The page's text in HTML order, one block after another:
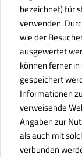
bezeichnet) für
verwenden.
wie der
ausgewertet
können ferner
gespeichert
Informationen
verweisende
Angaben zur
als auch mit
verbunden